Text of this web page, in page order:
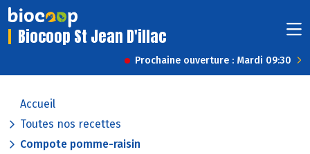
Biocoop St Jean D'illac
Prochaine ouverture : Mardi 09:30
Accueil
Toutes nos recettes
Compote pomme-raisin